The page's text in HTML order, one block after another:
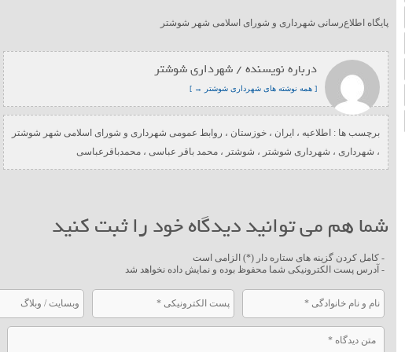
پایگاه اطلاع‌رسانی شهرداری و شورای اسلامی شهر شوشتر
درباره نویسنده / شهرداری شوشتر
[ همه نوشته های شهرداری شوشتر → ]
برچسب ها : اطلاعیه ، ایران ، خوزستان ، روابط عمومی شهرداری و شورای اسلامی شهر شوشتر
، شهرداری ، شهرداری شوشتر ، شوشتر ، محمد باقر عباسی ، محمدباقرعباسی
شما هم می توانید دیدگاه خود را ثبت کنید
- کامل کردن گزینه های ستاره دار (*) الزامی است
- آدرس پست الکترونیکی شما محفوظ بوده و نمایش داده نخواهد شد